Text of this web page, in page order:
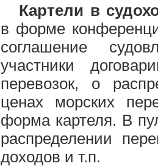
Картели в
в форме
соглашение
участники
перевозок, о
ценах морских
форма картеля. В
распределении
доходов и т.п.